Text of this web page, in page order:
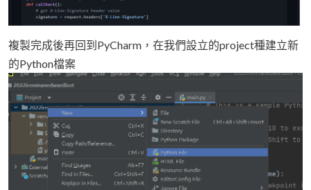
複製完成後再回到PyCharm，在我們設立的project種建立新
的Python檔案